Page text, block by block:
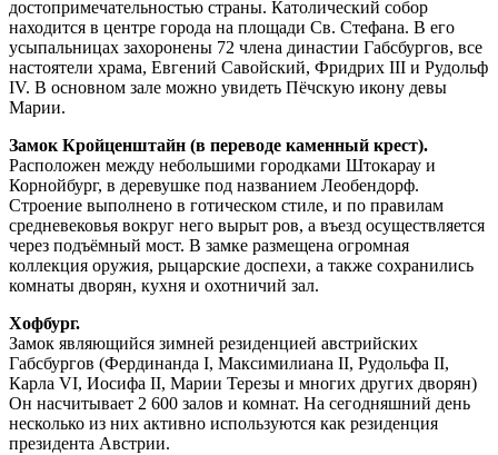
достопримечательностью страны. Католический собор
находится в центре города на площади Св. Стефана. В его
усыпальницах захоронены 72 члена династии Габсбургов, все
настоятели храма, Евгений Савойский, Фридрих III и Рудольф
IV. В основном зале можно увидеть Пёчскую икону девы
Марии.
Замок Кройценштайн (в переводе каменный крест).
Расположен между небольшими городками Штокарау и
Корнойбург, в деревушке под названием Леобендорф.
Строение выполнено в готическом стиле, и по правилам
средневековья вокруг него вырыт ров, а въезд осуществляется
через подъёмный мост. В замке размещена огромная
коллекция оружия, рыцарские доспехи, а также сохранились
комнаты дворян, кухня и охотничий зал.
Хофбург.
Замок являющийся зимней резиденцией австрийских
Габсбургов (Фердинанда I, Максимилиана II, Рудольфа II,
Карла VI, Иосифа II, Марии Терезы и многих других дворян)
Он насчитывает 2 600 залов и комнат. На сегодняшний день
несколько из них активно используются как резиденция
президента Австрии.